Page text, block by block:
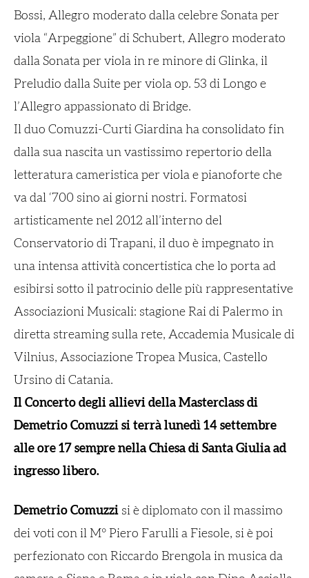
Bossi, Allegro moderato dalla celebre Sonata per
viola “Arpeggione” di Schubert, Allegro moderato
dalla Sonata per viola in re minore di Glinka, il
Preludio dalla Suite per viola op. 53 di Longo e
l’Allegro appassionato di Bridge.
Il duo Comuzzi-Curti Giardina ha consolidato fin
dalla sua nascita un vastissimo repertorio della
letteratura cameristica per viola e pianoforte che
va dal ‘700 sino ai giorni nostri. Formatosi
artisticamente nel 2012 all’interno del
Conservatorio di Trapani, il duo è impegnato in
una intensa attività concertistica che lo porta ad
esibirsi sotto il patrocinio delle più rappresentative
Associazioni Musicali: stagione Rai di Palermo in
diretta streaming sulla rete, Accademia Musicale di
Vilnius, Associazione Tropea Musica, Castello
Ursino di Catania.
Il Concerto degli allievi della Masterclass di
Demetrio Comuzzi si terrà lunedì 14 settembre
alle ore 17 sempre nella Chiesa di Santa Giulia ad
ingresso libero.
Demetrio Comuzzi si è diplomato con il massimo
dei voti con il M° Piero Farulli a Fiesole, si è poi
perfezionato con Riccardo Brengola in musica da